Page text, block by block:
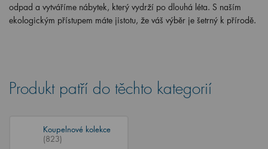
odpad a vytváříme nábytek, který vydrží po dlouhá léta. S naším
ekologickým přístupem máte jistotu, že váš výběr je šetrný k přírodě.
Produkt patří do těchto kategorií
Koupelnové kolekce
(823)